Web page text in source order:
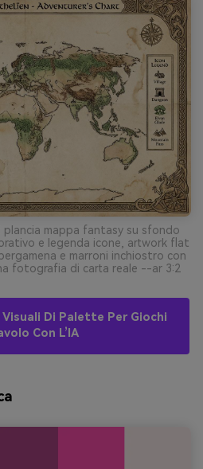
mappa fantasy su sfondo
e legenda icone, artwork flat
e marroni inchiostro con
fotografia di carta reale --ar 3:2
Di Palette Per Giochi
Con L’IA